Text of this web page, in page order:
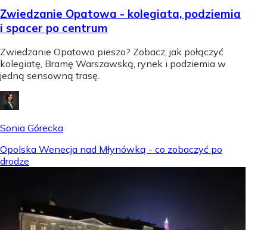
Zwiedzanie Opatowa - kolegiata, podziemia
i spacer po centrum
Zwiedzanie Opatowa pieszo? Zobacz, jak połączyć
kolegiatę, Bramę Warszawską, rynek i podziemia w
jedną sensowną trasę.
Sonia Górecka
Opolska Wenecja nad Młynówką - co zobaczyć po
drodze